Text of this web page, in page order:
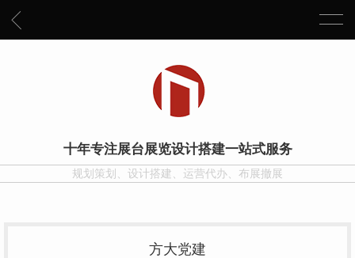
十年专注展台展览设计搭建一站式服务
规划策划、设计搭建、运营代办、布展撤展
方大党建